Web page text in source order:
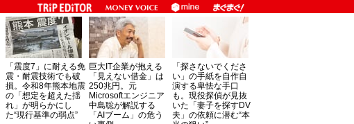
「震度7」に耐える免
震・耐震技術でも破
損。令和8年熊本地震
の「想定を超えた揺
れ」が明らかにし
た“現行基準の弱点”
巨大IT企業が抱える
「見えない借金」は
250兆円。元
Microsoftエンジニア
中島聡が解説する
「AIブーム」の危う
「探さないでくださ
い」の手紙を自作自
演する卑怯な手口
も。現役探偵が見抜
いた「妻子を探すDV
夫」の依頼に潜む“本